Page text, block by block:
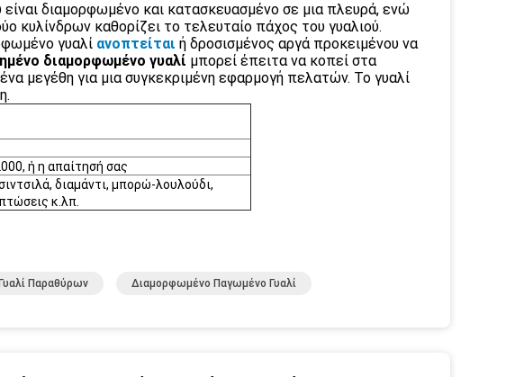
διαμορφωμένο και κατασκευασμένο σε μια πλευρά, ενώ
κυλίνδρων καθορίζει το τελευταίο πάχος του γυαλιού.
γυαλί ανοπτείται ή δροσισμένος αργά προκειμένου να
διαμορφωμένο γυαλί μπορεί έπειτα να κοπεί στα
μεγέθη για μια συγκεκριμένη εφαρμογή πελατών. Το γυαλί
ή η απαίτησή σας
διαμάντι, μπορώ-λουλούδι,
κ.λπ.
Παραθύρων Διαμορφωμένο Παγωμένο Γυαλί